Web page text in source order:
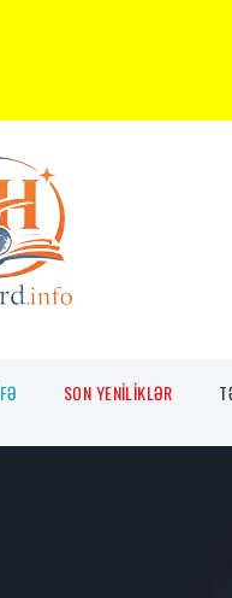
SON YENİLİKLƏR